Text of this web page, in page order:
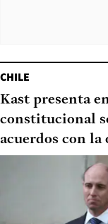
CHILE
Kast presenta
constitucional
acuerdos con la